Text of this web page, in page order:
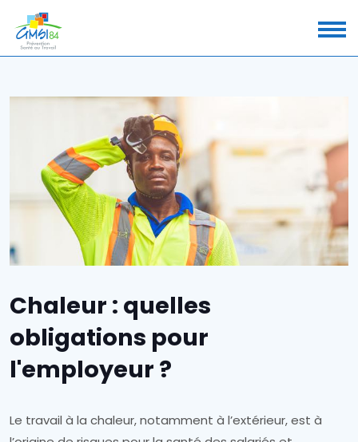
Chaleur : quelles
obligations pour
l'employeur ?
Le travail à la chaleur, notamment à l’extérieur, est à